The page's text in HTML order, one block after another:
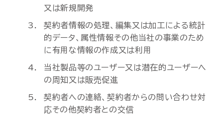
又は新規開発
契約者情報の処理、編集又は加工による統計
的データ、属性情報その他当社の事業のため
に有用な情報の作成又は利用
当社製品等のユーザー又は潜在的ユーザーへ
の周知又は販売促進
契約者への連絡、契約者からの問い合わせ対
応その他契約者との交信